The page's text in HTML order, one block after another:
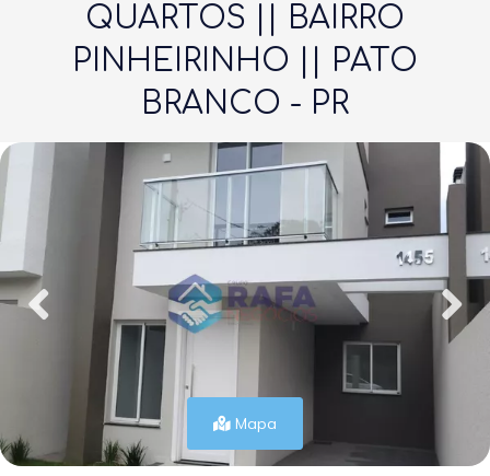
QUARTOS || BAIRRO
PINHEIRINHO || PATO
BRANCO - PR
Mapa